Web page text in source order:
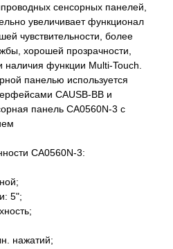
сенсорных панелей,
увеличивает функционал
чувствительности, более
хорошей прозрачности,
наличия функции Multi-Touch.
панелью используется
CAUSB-BB и
панель CA0560N-3 с
CA0560N-3:
5";
нажатий;